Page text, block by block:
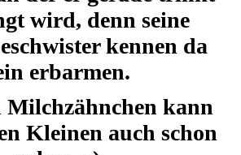
wird, denn seine
kennen da
erbarmen.
Milchzähnchen kann
Kleinen auch schon